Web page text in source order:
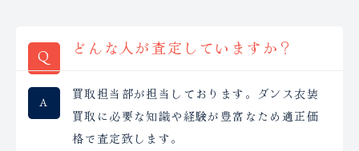
どんな人が査定していますか？
買取担当部が担当しております。ダンス衣装
買取に必要な知識や経験が豊富なため適正価
格で査定致します。